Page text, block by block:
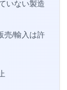
いない製造
売/輸入は許